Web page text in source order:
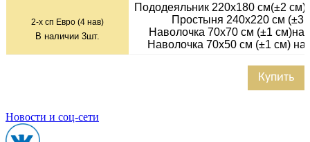
2-х сп Евро (4 нав)
В наличии 3шт.
Пододеяльник 220х180 см(±2
Простыня 240х220 см (±3
Наволочка 70х70 см (±1 см)на
Наволочка 70х50 см (±1 см)
Купить
Новости и соц-сети